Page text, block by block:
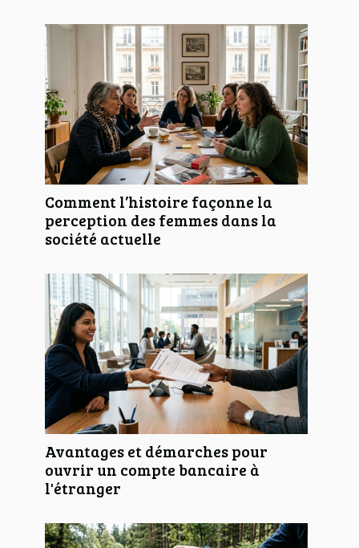
Comment l’histoire façonne la
perception des femmes dans la
société actuelle
Avantages et démarches pour
ouvrir un compte bancaire à
l'étranger